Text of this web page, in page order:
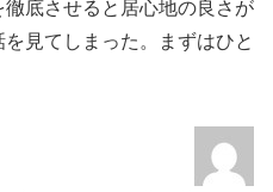
底させると居心地の良さが
見てしまった。まずはひと